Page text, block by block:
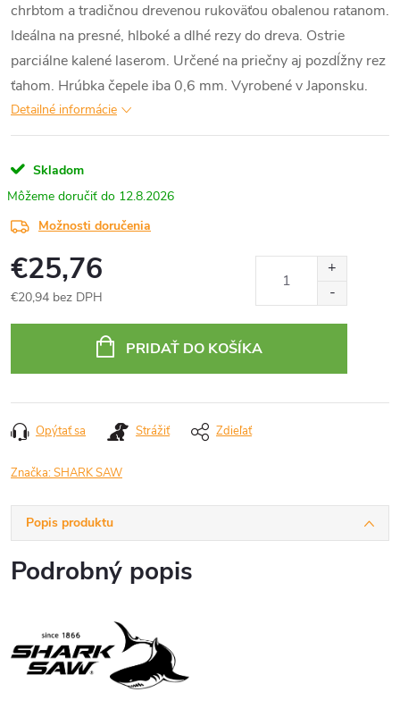
chrbtom a tradičnou drevenou rukoväťou obalenou ratanom.
Ideálna na presné, hlboké a dlhé rezy do dreva. Ostrie
parciálne kalené laserom. Určené na priečny aj pozdĺžny rez
ťahom. Hrúbka čepele iba 0,6 mm. Vyrobené v Japonsku.
Detailné informácie
Skladom
12.8.2026
Možnosti doručenia
€25,76
€20,94 bez DPH
PRIDAŤ DO KOŠÍKA
Opýtať sa Strážiť Zdieľať
Značka:SHARK SAW
Popis produktu
Podrobný popis